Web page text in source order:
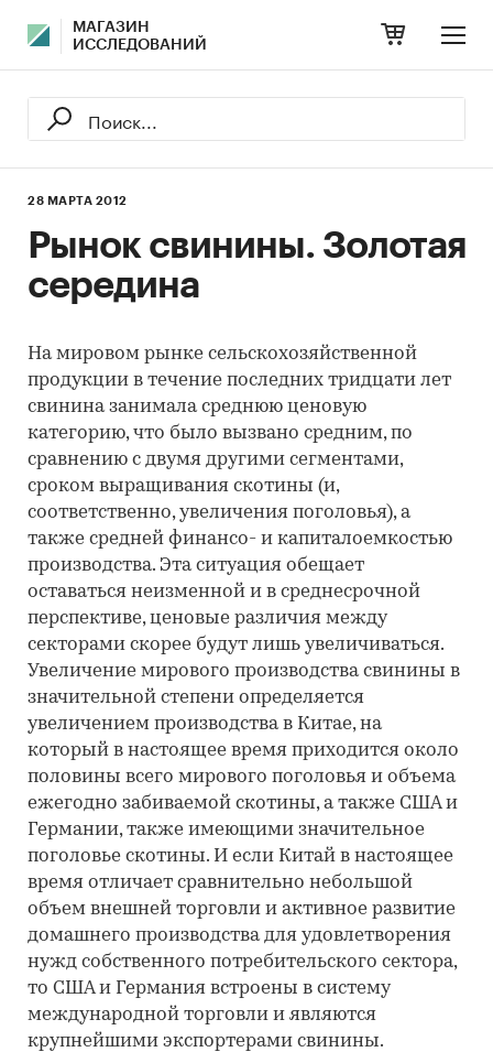
МАГАЗИН
ИССЛЕДОВАНИЙ
28 МАРТА 2012
Рынок свинины. Золотая
середина
На мировом рынке сельскохозяйственной
продукции в течение последних тридцати лет
свинина занимала среднюю ценовую
категорию, что было вызвано средним, по
сравнению с двумя другими сегментами,
сроком выращивания скотины (и,
соответственно, увеличения поголовья), а
также средней финансо- и капиталоемкостью
производства. Эта ситуация обещает
оставаться неизменной и в среднесрочной
перспективе, ценовые различия между
секторами скорее будут лишь увеличиваться.
Увеличение мирового производства свинины в
значительной степени определяется
увеличением производства в Китае, на
который в настоящее время приходится около
половины всего мирового поголовья и объема
ежегодно забиваемой скотины, а также США и
Германии, также имеющими значительное
поголовье скотины. И если Китай в настоящее
время отличает сравнительно небольшой
объем внешней торговли и активное развитие
домашнего производства для удовлетворения
нужд собственного потребительского сектора,
то США и Германия встроены в систему
международной торговли и являются
крупнейшими экспортерами свинины.